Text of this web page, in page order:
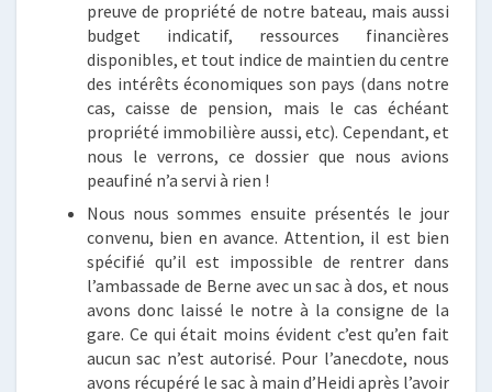
preuve de propriété de notre bateau, mais aussi
budget indicatif, ressources financières
disponibles, et tout indice de maintien du centre
des intérêts économiques son pays (dans notre
cas, caisse de pension, mais le cas échéant
propriété immobilière aussi, etc). Cependant, et
nous le verrons, ce dossier que nous avions
peaufiné n’a servi à rien !
Nous nous sommes ensuite présentés le jour
convenu, bien en avance. Attention, il est bien
spécifié qu’il est impossible de rentrer dans
l’ambassade de Berne avec un sac à dos, et nous
avons donc laissé le notre à la consigne de la
gare. Ce qui était moins évident c’est qu’en fait
aucun sac n’est autorisé. Pour l’anecdote, nous
avons récupéré le sac à main d’Heidi après l’avoir